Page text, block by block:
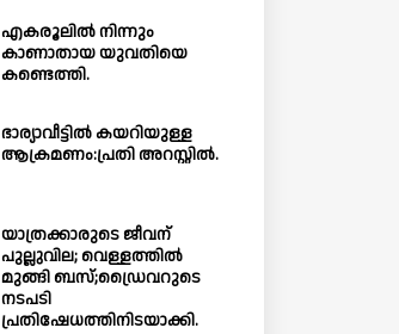
എകരൂലിൽ നിന്നും
കാണാതായ യുവതിയെ
കണ്ടെത്തി.
ഭാര്യാവീട്ടിൽ കയറിയുള്ള
ആക്രമണം:പ്രതി അറസ്റ്റിൽ.
യാത്രക്കാരുടെ ജീവന്
പുല്ലുവില; വെള്ളത്തിൽ
മുങ്ങി ബസ്;ഡ്രൈവറുടെ
നടപടി
പ്രതിഷേധത്തിനിടയാക്കി.